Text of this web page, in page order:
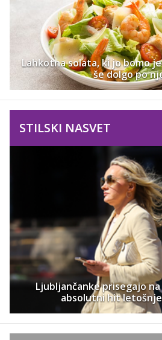
Lahkotna solata, ki jo bomo
še dolgo po
STILSKI NASVET
Ljubljančanke prisegajo
absolutni hit